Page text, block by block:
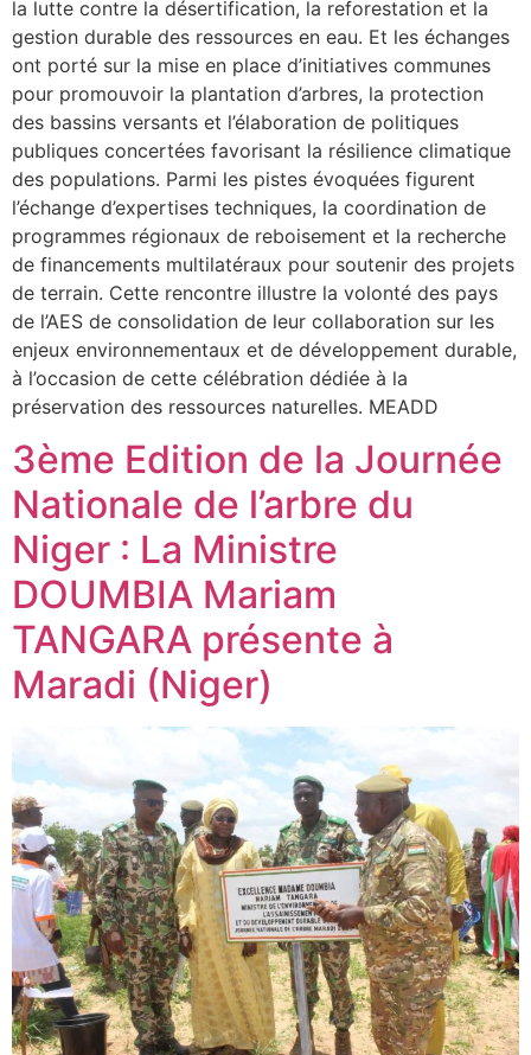
la lutte contre la désertification, la reforestation et la
gestion durable des ressources en eau. Et les échanges
ont porté sur la mise en place d’initiatives communes
pour promouvoir la plantation d’arbres, la protection
des bassins versants et l’élaboration de politiques
publiques concertées favorisant la résilience climatique
des populations. Parmi les pistes évoquées figurent
l’échange d’expertises techniques, la coordination de
programmes régionaux de reboisement et la recherche
de financements multilatéraux pour soutenir des projets
de terrain. Cette rencontre illustre la volonté des pays
de l’AES de consolidation de leur collaboration sur les
enjeux environnementaux et de développement durable,
à l’occasion de cette célébration dédiée à la
préservation des ressources naturelles. MEADD
3ème Edition de la Journée
Nationale de l’arbre du
Niger : La Ministre
DOUMBIA Mariam
TANGARA présente à
Maradi (Niger)